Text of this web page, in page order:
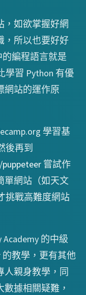
，如欲掌握好網
，所以也要好好
的編程語言就是
學習 Python 有優
網站的運作原
學習基
後再到
嘗試作
單網站（如天文
挑戰高難度網站
的中級
的教學，更有其他
人親身教學，同
據相關疑難，